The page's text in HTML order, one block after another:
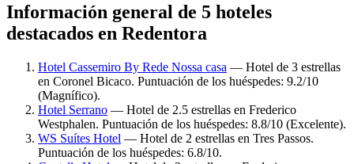
Información general de 5 hoteles
destacados en Redentora
Hotel Cassemiro By Rede Nossa casa — Hotel de 3 estrellas
en Coronel Bicaco. Puntuación de los huéspedes: 9.2/10
(Magnífico).
Hotel Serrano — Hotel de 2.5 estrellas en Frederico
Westphalen. Puntuación de los huéspedes: 8.8/10 (Excelente).
WS Suítes Hotel — Hotel de 2 estrellas en Tres Passos.
Puntuación de los huéspedes: 6.8/10.